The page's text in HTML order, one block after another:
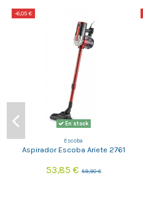
-6,05 €
En stock
Escoba
Aspirador Escoba Ariete 2761
53,85 €59,90 €